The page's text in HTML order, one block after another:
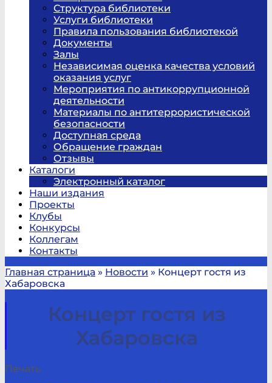
Структура библиотеки
Услуги библиотеки
Правила пользования библиотекой
Документы
Залы
Независимая оценка качества условий
оказания услуг
Мероприятия по антикоррупционной
деятельности
Материалы по антитеррористической
безопасности
Доступная среда
Обращение граждан
Отзывы
Каталоги
Электронный каталог
Наши издания
Проекты
Клубы
Конкурсы
Коллегам
Контакты
Главная страница » Новости » Концерт гостя из
Хабаровска
Концерт гостя из
Хабаровска
Печать